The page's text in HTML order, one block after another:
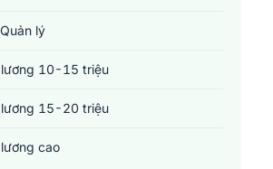
lý
10-15 triệu
15-20 triệu
cao